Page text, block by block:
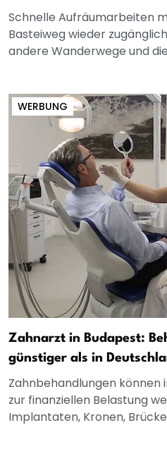
Schnelle Aufräumarbeiten
Basteiweg wieder
andere Wanderwege und
WERBUNG
Zahnarzt in Budapest:
günstiger als in
Zahnbehandlungen können
zur finanziellen Belastung
Implantaten, Kronen,